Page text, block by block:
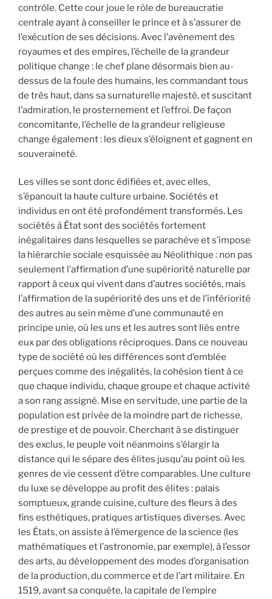
contrôle. Cette cour joue le rôle de bureaucratie
centrale ayant à conseiller le prince et à s’assurer de
l’exécution de ses décisions. Avec l’avènement des
royaumes et des empires, l’échelle de la grandeur
politique change : le chef plane désormais bien au-
dessus de la foule des humains, les commandant tous
de très haut, dans sa surnaturelle majesté, et suscitant
l’admiration, le prosternement et l’effroi. De façon
concomitante, l’échelle de la grandeur religieuse
change également : les dieux s’éloignent et gagnent en
souveraineté.
Les villes se sont donc édifiées et, avec elles,
s’épanouit la haute culture urbaine. Sociétés et
individus en ont été profondément transformés. Les
sociétés à État sont des sociétés fortement
inégalitaires dans lesquelles se parachève et s’impose
la hiérarchie sociale esquissée au Néolithique : non pas
seulement l’affirmation d’une supériorité naturelle par
rapport à ceux qui vivent dans d’autres sociétés, mais
l’affirmation de la supériorité des uns et de l’infériorité
des autres au sein même d’une communauté en
principe unie, où les uns et les autres sont liés entre
eux par des obligations réciproques. Dans ce nouveau
type de société où les différences sont d’emblée
perçues comme des inégalités, la cohésion tient à ce
que chaque individu, chaque groupe et chaque activité
a son rang assigné. Mise en servitude, une partie de la
population est privée de la moindre part de richesse,
de prestige et de pouvoir. Cherchant à se distinguer
des exclus, le peuple voit néanmoins s’élargir la
distance qui le sépare des élites jusqu’au point où les
genres de vie cessent d’être comparables. Une culture
du luxe se développe au profit des élites : palais
somptueux, grande cuisine, culture des fleurs à des
fins esthétiques, pratiques artistiques diverses. Avec
les États, on assiste à l’émergence de la science (les
mathématiques et l’astronomie, par exemple), à l’essor
des arts, au développement des modes d’organisation
de la production, du commerce et de l’art militaire. En
1519, avant sa conquête, la capitale de l’empire